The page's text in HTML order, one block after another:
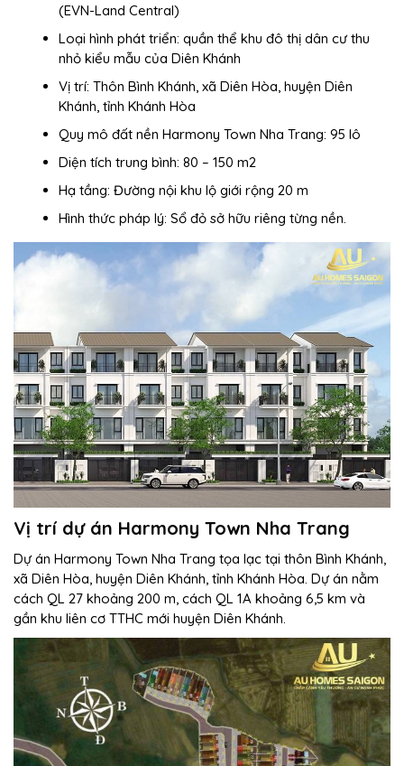
(EVN-Land Central)
Loại hình phát triển: quần thể khu đô thị dân cư thu
nhỏ kiểu mẫu của Diên Khánh
Vị trí: Thôn Bình Khánh, xã Diên Hòa, huyện Diên
Khánh, tỉnh Khánh Hòa
Quy mô đất nền Harmony Town Nha Trang: 95 lô
Diện tích trung bình: 80 – 150 m2
Hạ tầng: Đường nội khu lộ giới rộng 20 m
Hình thức pháp lý: Sổ đỏ sở hữu riêng từng nền.
Vị trí dự án Harmony Town Nha Trang
Dự án Harmony Town Nha Trang tọa lạc tại thôn Bình Khánh,
xã Diên Hòa, huyện Diên Khánh, tỉnh Khánh Hòa. Dự án nằm
cách QL 27 khoảng 200 m, cách QL 1A khoảng 6,5 km và
gần khu liên cơ TTHC mới huyện Diên Khánh.